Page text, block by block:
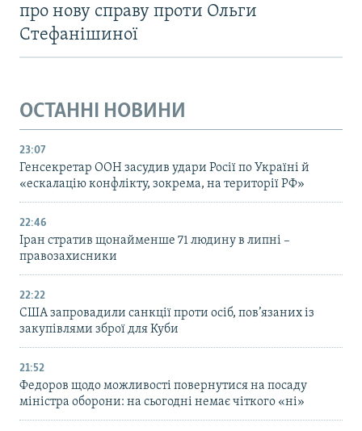
про нову справу проти Ольги
Стефанішиної
ОСТАННІ НОВИНИ
23:07
Генсекретар ООН засудив удари Росії по Україні й
«ескалацію конфлікту, зокрема, на території РФ»
22:46
Іран стратив щонайменше 71 людину в липні –
правозахисники
22:22
США запровадили санкції проти осіб, пов’язаних із
закупівлями зброї для Куби
21:52
Федоров щодо можливості повернутися на посаду
міністра оборони: на сьогодні немає чіткого «ні»